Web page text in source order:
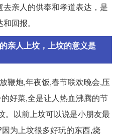
亲人的供奉和孝道表达，是
回报。
亲人上坟，上坟的意义是
鞭炮,年夜饭,春节联欢晚会,压
好菜,全是让人热血沸腾的节
。以前上坟可以说是小朋友最
为上坟很多好玩的东西,烧